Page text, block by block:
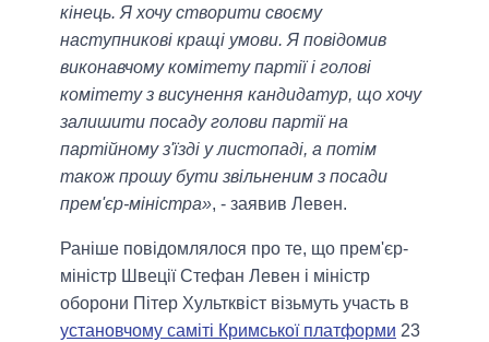
кінець. Я хочу створити своєму
наступникові кращі умови. Я повідомив
виконавчому комітету партії і голові
комітету з висунення кандидатур, що хочу
залишити посаду голови партії на
партійному з'їзді у листопаді, а потім
також прошу бути звільненим з посади
прем'єр-міністра», - заявив Левен.
Раніше повідомлялося про те, що прем'єр-
міністр Швеції Стефан Левен і міністр
оборони Пітер Хультквіст візьмуть участь в
установчому саміті Кримської платформи 23